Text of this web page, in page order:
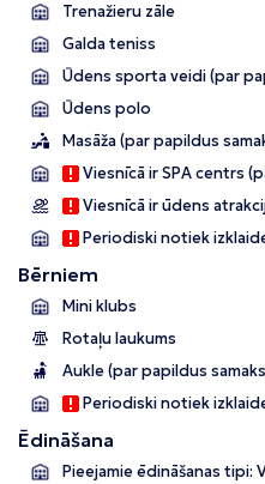
Trenažieru zāle
Galda teniss
Ūdens sporta veidi (par
Ūdens polo
Masāža (par papildus
Viesnīcā ir SPA centrs
Viesnīcā ir ūdens
Periodiski notiek
Bērniem
Mini klubs
Rotaļu laukums
Aukle (par papildus
Periodiski notiek
Ēdināšana
Pieejamie ēdināšanas tipi: